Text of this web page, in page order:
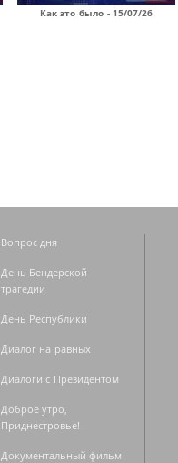
Как это было - 15/07/26
Вопрос дня
День Бендерской
трагедии
День Республики
Диалог на равных
Диалоги с Президентом
Доброе утро,
Приднестровье!
Документальный фильм